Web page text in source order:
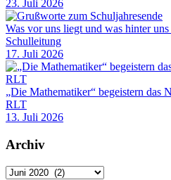
23. Juli 2026
Was vor uns liegt und was hinter
Schulleitung
17. Juli 2026
„Die Mathematiker“ begeistern das
RLT
13. Juli 2026
Archiv
Archiv